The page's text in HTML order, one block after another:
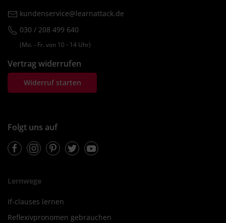
kundenservice@learnattack.de
030 / 208 499 640
(Mo. ‐ Fr. von 10 ‐ 14 Uhr)
Vertrag widerrufen
Widerruf starten
Folgt uns auf
FacebookInstagramPinterestTwitterYoutube
Lernwege
If-clauses lernen
Reflexivpronomen gebrauchen